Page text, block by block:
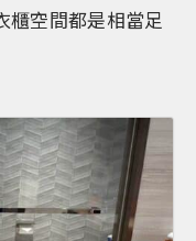
櫃空間都是相當足